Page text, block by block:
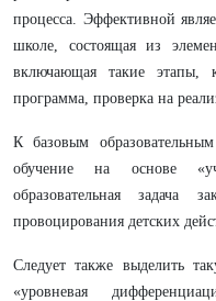
процесса. Эффективной
школе, состоящая из
включающая такие этапы,
программа, проверка на
К базовым
обучение на основе
образовательная задача
провоцирования детских
Следует также выделить
«уровневая